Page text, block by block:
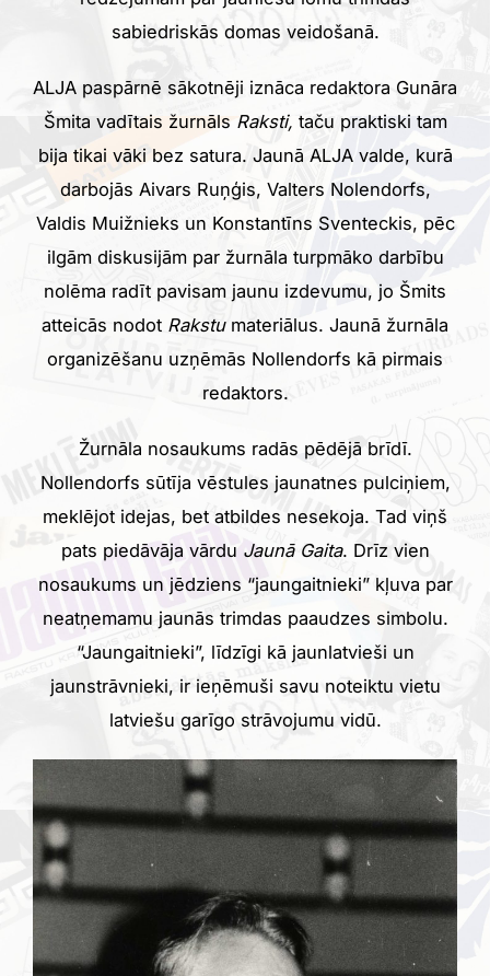
sabiedriskās domas veidošanā.
ALJA paspārnē sākotnēji iznāca redaktora Gunāra
Šmita vadītais žurnāls Raksti, taču praktiski tam
bija tikai vāki bez satura. Jaunā ALJA valde, kurā
darbojās Aivars Ruņģis, Valters Nolendorfs,
Valdis Muižnieks un Konstantīns Sventeckis, pēc
ilgām diskusijām par žurnāla turpmāko darbību
nolēma radīt pavisam jaunu izdevumu, jo Šmits
atteicās nodot Rakstumateriālus. Jaunā žurnāla
organizēšanu uzņēmās Nollendorfs kā pirmais
redaktors.
Žurnāla nosaukums radās pēdējā brīdī.
Nollendorfs sūtīja vēstules jaunatnes pulciņiem,
meklējot idejas, bet atbildes nesekoja. Tad viņš
pats piedāvāja vārdu Jaunā Gaita. Drīz vien
nosaukums un jēdziens “jaungaitnieki” kļuva par
neatņemamu jaunās trimdas paaudzes simbolu.
“Jaungaitnieki”, līdzīgi kā jaunlatvieši un
jaunstrāvnieki, ir ieņēmuši savu noteiktu vietu
latviešu garīgo strāvojumu vidū.